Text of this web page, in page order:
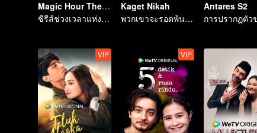
Magic Hour The Series
ซีรีส์ช่วงเวลาแห่งเวทมนตร์
Kaget Nikah
พวกเขาจะรอดพ้นคำขาดการแต่งงานได้หรือไม่?
Antares S2
VIP VIP